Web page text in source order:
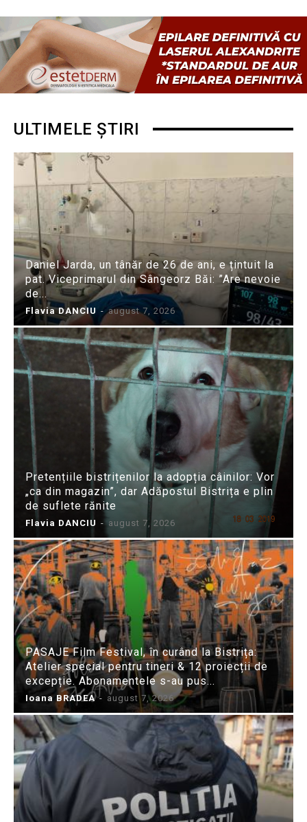
ULTIMELE ȘTIRI
Daniel Jarda, un tânăr de 26 de ani, e țintuit la
pat. Viceprimarul din Sângeorz Băi: ”Are nevoie
de...
Flavia DANCIU - august 7, 2026
Pretențiile bistrițenilor la adopția câinilor: Vor
„ca din magazin”, dar Adăpostul Bistrița e plin
de suflete rănite
Flavia DANCIU - august 7, 2026
PASAJE Film Festival, în curând la Bistrița:
Atelier special pentru tineri & 12 proiecții de
excepție. Abonamentele s-au pus...
Ioana BRADEA - august 7, 2026